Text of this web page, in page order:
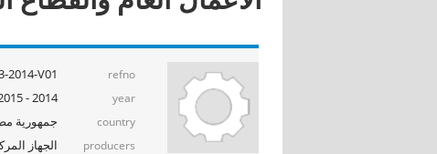
refno
2014-V01
year
2014 - 2015
country جمهورية
producers الجهاز